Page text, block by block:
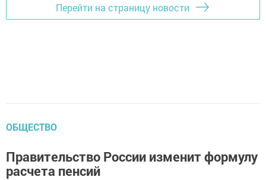
Перейти на страницу новости
ОБЩЕСТВО
Правительство России изменит формулу
расчета пенсий